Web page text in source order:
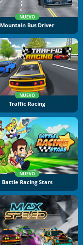
NUEVO
Mountain Bus Driver
NUEVO
Traffic Racing
NUEVO
Battle Racing Stars